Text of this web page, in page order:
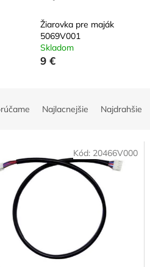
Žiarovka pre maják
5069V001
Skladom
9 €
Najlacnejšie Najdrahšie
Kód: 20466V000